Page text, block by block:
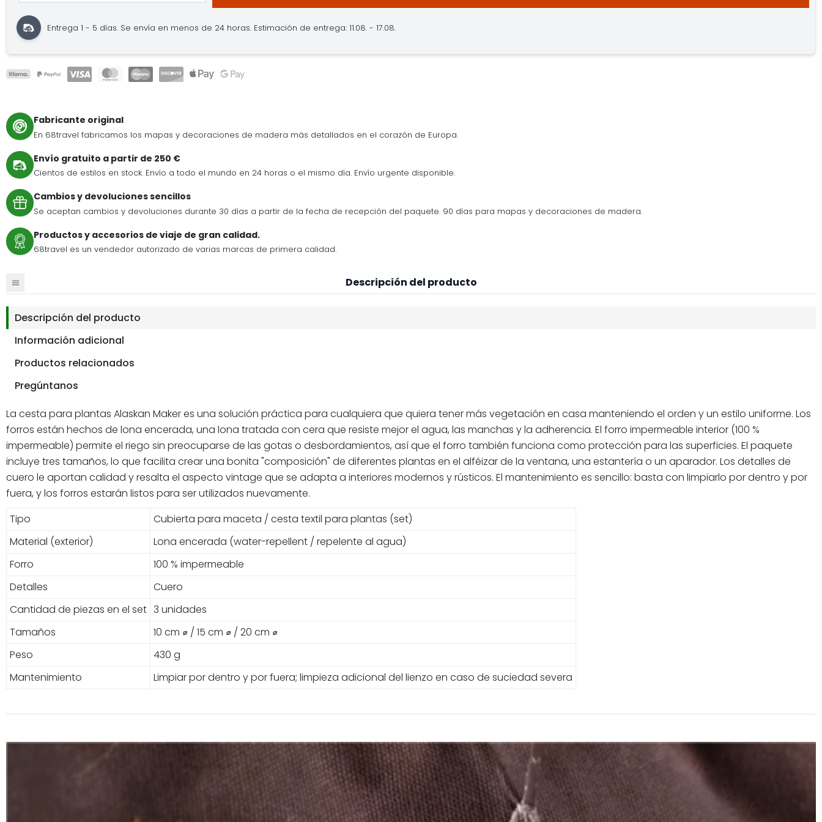
Entrega 1 - 5 días. Se envía en menos de 24 horas. Estimación de entrega: 11.08. - 17.08.
Fabricante original
En 68travel fabricamos los mapas y decoraciones de madera más detallados en el corazón de Europa.
Envío gratuito a partir de 250 €
Cientos de estilos en stock. Envío a todo el mundo en 24 horas o el mismo día. Envío urgente disponible.
Cambios y devoluciones sencillos
Se aceptan cambios y devoluciones durante 30 días a partir de la fecha de recepción del paquete. 90 días para mapas y decoraciones de madera.
Productos y accesorios de viaje de gran calidad.
68travel es un vendedor autorizado de varias marcas de primera calidad.
Descripción del producto
Descripción del producto
Información adicional
Productos relacionados
Pregúntanos
La cesta para plantas Alaskan Maker es una solución práctica para cualquiera que quiera tener más vegetación en casa manteniendo el orden y un estilo uniforme. Los
forros están hechos de lona encerada, una lona tratada con cera que resiste mejor el agua, las manchas y la adherencia. El forro impermeable interior (100 %
impermeable) permite el riego sin preocuparse de las gotas o desbordamientos, así que el forro también funciona como protección para las superficies. El paquete
incluye tres tamaños, lo que facilita crear una bonita "composición" de diferentes plantas en el alféizar de la ventana, una estantería o un aparador. Los detalles de
cuero le aportan calidad y resalta el aspecto vintage que se adapta a interiores modernos y rústicos. El mantenimiento es sencillo: basta con limpiarlo por dentro y por
fuera, y los forros estarán listos para ser utilizados nuevamente.
Tipo
Cubierta para maceta / cesta textil para plantas (set)
Material (exterior)
Lona encerada (water-repellent / repelente al agua)
Forro
100 % impermeable
Detalles
Cuero
Cantidad de piezas en el set 3 unidades
Tamaños
10 cm ⌀ / 15 cm ⌀ / 20 cm ⌀
Peso
430 g
Mantenimiento
Limpiar por dentro y por fuera; limpieza adicional del lienzo en caso de suciedad severa